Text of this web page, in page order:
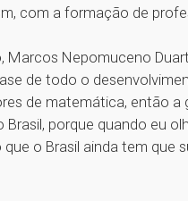
com a formação de
Marcos Nepomuceno
de todo o
de matemática, então a
porque quando eu
o Brasil ainda tem que